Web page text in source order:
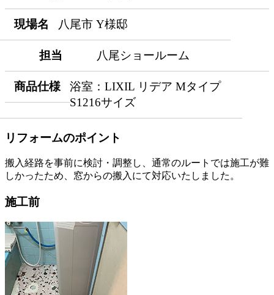
現場名 八尾市 Y様邸
担当 八尾ショールーム
商品仕様
浴室：LIXIL リデア Mタイプ
S1216サイズ
リフォームのポイント
搬入経路を事前に検討・調整し、通常のルートでは施工が難
しかったため、窓からの搬入にて対応いたしました。
施工前